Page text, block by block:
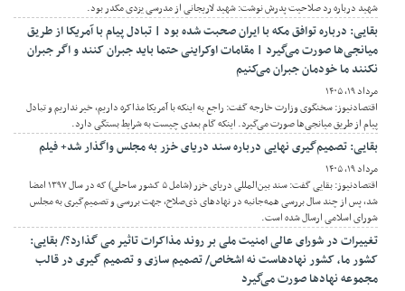
شهید درباره رد صلاحیت پدرش نوشت: شهید لاریجانی از مدرسی یزدی مکدر بود.
بقایی: درباره توافق مکه با ایران صحبت شده بود | تبادل پیام با آمریکا از طریق
میانجی‌ها صورت می‌گیرد | مقامات اوکراینی حتما باید جبران کنند و اگر جبران
نکنند ما خودمان جبران می‌کنیم
مرداد ۱۹, ۱۴۰۵
اقتصادنیوز: سخنگوی وزارت خارجه گفت: راجع به اینکه با آمریکا مذاکره داریم، خیر نداریم و تبادل
پیام از طریق میانجی‌ها صورت می‌گیرد. اینکه گام بعدی چیست به شرایط بستگی دارد.
بقایی: تصمیم‌گیری نهایی درباره سند دریای خزر به مجلس واگذار شد+ فیلم
مرداد ۱۹, ۱۴۰۵
اقتصادنیوز: بقایی گفت: سند بین‌المللی دریای خزر (شامل ۵ کشور ساحلی) که در سال ۱۳۹۷ امضا
شد، پس از چند سال بررسی همه‌جانبه در نهادهای ذی‌صلاح، جهت بررسی و تصمیم‌گیری به مجلس
شورای اسلامی ارسال شده است.
تغییرات در شورای عالی امنیت ملی بر روند مذاکرات تاثیر می گذارد؟/ بقایی:
کشور ما، کشور نهادهاست نه اشخاص/ تصمیم سازی و تصمیم گیری در قالب
مجموعه نهادها صورت می‌گیرد